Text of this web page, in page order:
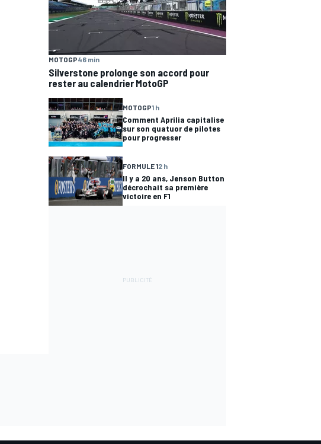
MOTOGP46 min
Silverstone prolonge son accord pour
rester au calendrier MotoGP
MOTOGP1 h
Comment Aprilia capitalise
sur son quatuor de pilotes
pour progresser
FORMULE 12 h
Il y a 20 ans, Jenson Button
décrochait sa première
victoire en F1